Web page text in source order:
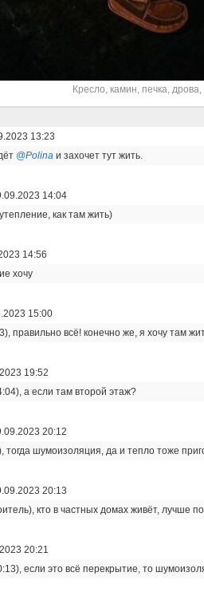
Кресло, камин, печка, дрова,
13:23
@Polina и захочет тут жить.
14:04
как там жить)
14:56
хочу
15:00
правильно всё! конечно же, я хочу там
19:52
а если там второй этаж?
20:12
тогда шумоизоляция, да и тепло тоже
20:13
кто в частных домах живёт, лучше
20:21
если это всё перекрытие, то